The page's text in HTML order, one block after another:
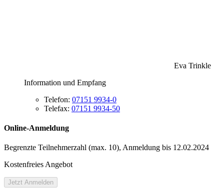
Eva Trinkle
Information und Empfang
Telefon: 07151 9934-0
Telefax: 07151 9934-50
Online-Anmeldung
Begrenzte Teilnehmer­zahl (max. 10), Anmeldung bis 12.02.2024
Kostenfreies Angebot
Jetzt Anmelden